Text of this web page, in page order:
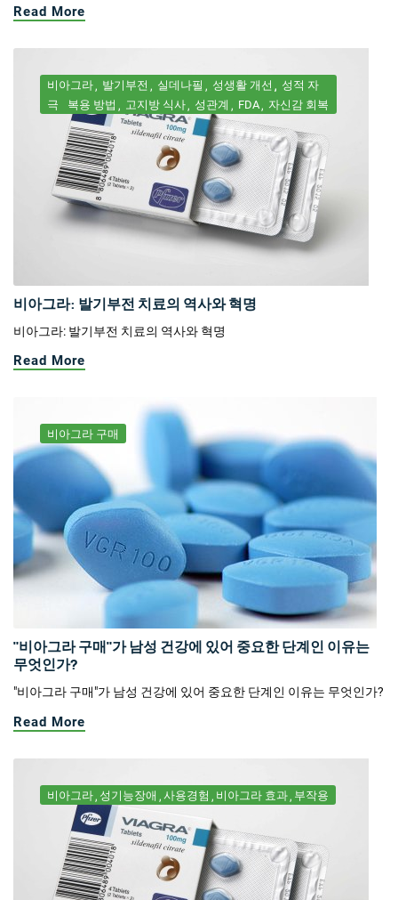
Read More
비아그라 발기부전 실데나필 성생활 개선
성적 자
극
복용 방법 고지방 식사 성관계 FDA 자신감 회복
비아그라: 발기부전 치료의 역사와 혁명
비아그라: 발기부전 치료의 역사와 혁명
Read More
비아그라 구매
"비아그라 구매"가 남성 건강에 있어 중요한 단계인 이유는
무엇인가?
"비아그라 구매"가 남성 건강에 있어 중요한 단계인 이유는 무엇인가?
Read More
비아그라 성기능장애 사용경험 비아그라 효과 부작용